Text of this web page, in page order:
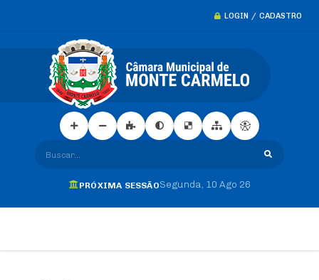
LOGIN / CADASTRO
Buscar...
PRÓXIMA SESSÃOSegunda 10 Ago 26